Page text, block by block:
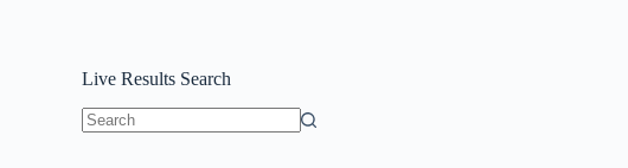
Live Results Search